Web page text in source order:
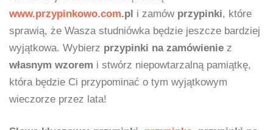
www.przypinkowo.com.pl i zamów przypinki, które
sprawią, że Wasza studniówka będzie jeszcze bardziej
wyjątkowa. Wybierz przypinki na zamówienie z
własnym wzorem i stwórz niepowtarzalną pamiątkę,
która będzie Ci przypominać o tym wyjątkowym
wieczorze przez lata!